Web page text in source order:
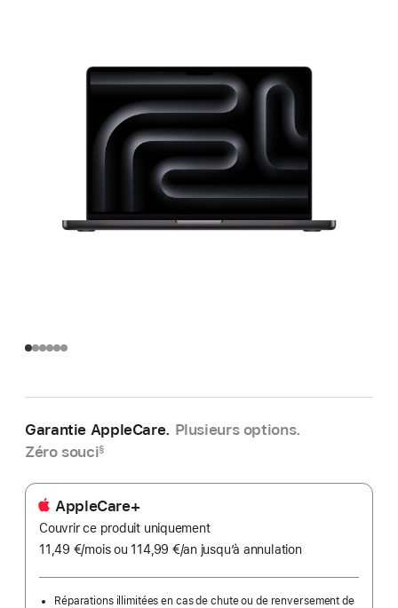
Garantie AppleCare. Plusieurs options.
Zéro souci§
AppleCare+
Couvrir ce produit uniquement
11,49 €/moispar
ou 114,99 €/an par
jusqu’à annulation
Réparations illimitées en cas de chute ou de renversement de